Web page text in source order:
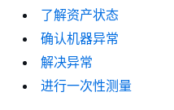
了解资产状态
确认机器异常
解决异常
进行一次性测量